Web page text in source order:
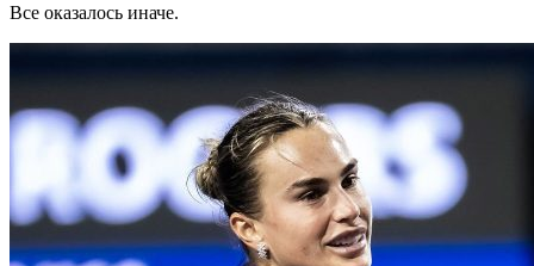
Все оказалось иначе.